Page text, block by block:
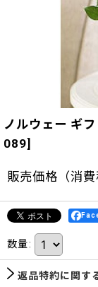
ノルウェー ギ
089]
販売価格（消費
数量:
返品特約に関す